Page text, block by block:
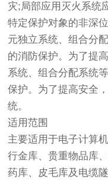
灾;局部应用灭火系统
特定保护对象的非深
元独立系统、组合分
的消防保护。为了提
系统、组合分配系统
保护。为了提高安全
统。
适用范围
主要适用于电子计算
行金库、贵重物品库
药库、皮毛库及电缆